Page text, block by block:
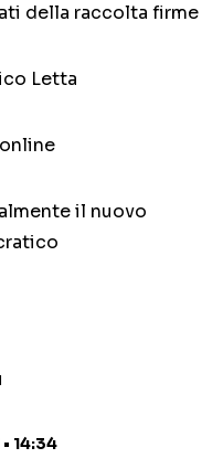
della raccolta firme
Letta
il nuovo
14:34